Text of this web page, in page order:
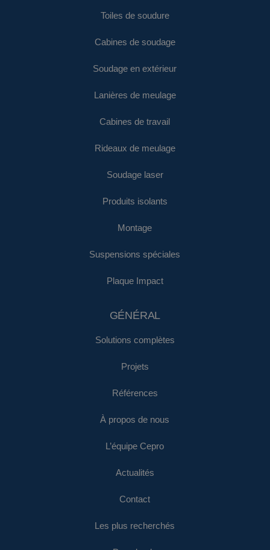
Toiles de soudure
Cabines de soudage
Soudage en extérieur
Lanières de meulage
Cabines de travail
Rideaux de meulage
Soudage laser
Produits isolants
Montage
Suspensions spéciales
Plaque Impact
GÉNÉRAL
Solutions complètes
Projets
Références
À propos de nous
L’équipe Cepro
Actualités
Contact
Les plus recherchés